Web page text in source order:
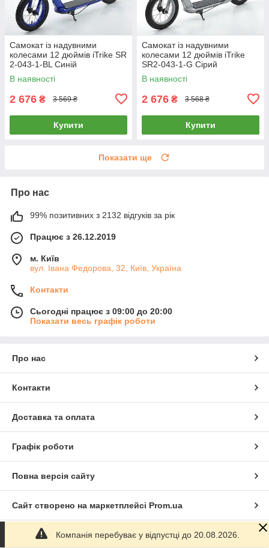
Самокат із надувними
колесами 12 дюймів iTrike SR
2-043-1-BL Синій
В наявності
2 676 ₴ 3 569 ₴
Купити
Самокат із надувними
колесами 12 дюймів iTrike
SR2-043-1-G Сірий
В наявності
2 676 ₴ 3 568 ₴
Купити
Показати ще
Про нас
99% позитивних з 2132 відгуків за рік
Працює з 26.12.2019
м. Київ
вул. Івана Федорова, 32, Київ, Україна
Контакти
Сьогодні працює з 09:00 до 20:00
Показати весь графік роботи
Про нас
Контакти
Доставка та оплата
Графік роботи
Повна версія сайту
Сайт створено на маркетплейсі Prom.ua
Політика конфіденційності
Компанія перебуває у відпустці до 20.08.2026.